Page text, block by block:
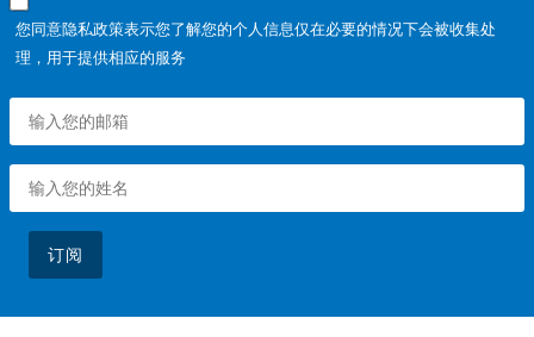
您同意隐私政策表示您了解您的个人信息仅在必要的情况下会被收集处
理，用于提供相应的服务
订阅